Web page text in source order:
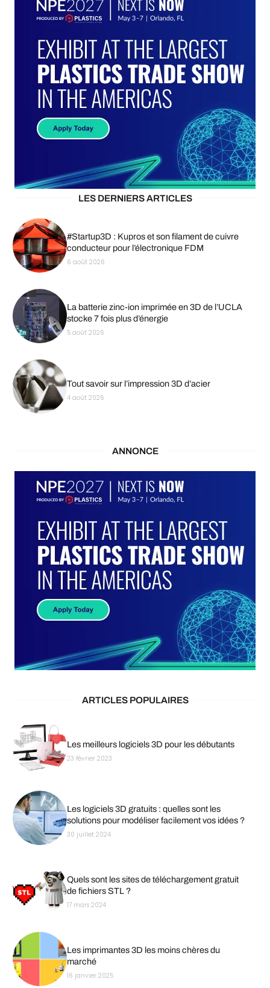
LES DERNIERS ARTICLES
#Startup3D : Kupros et son filament de cuivre
conducteur pour l’électronique FDM
6 août 2026
La batterie zinc-ion imprimée en 3D de l’UCLA
stocke 7 fois plus d’énergie
5 août 2026
Tout savoir sur l’impression 3D d’acier
4 août 2026
ANNONCE
ARTICLES POPULAIRES
Les meilleurs logiciels 3D pour les débutants
23 février 2023
Les logiciels 3D gratuits : quelles sont les
solutions pour modéliser facilement vos idées ?
30 juillet 2024
Quels sont les sites de téléchargement gratuit
de fichiers STL ?
17 mars 2024
Les imprimantes 3D les moins chères du
marché
16 janvier 2025